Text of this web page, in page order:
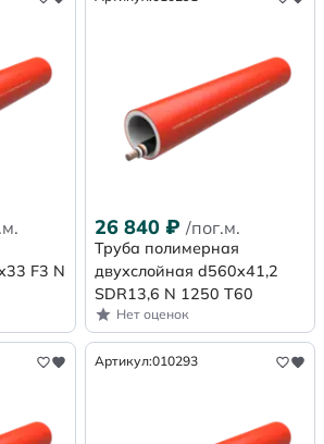
F3 N
26 840 ₽ /пог.м.
Труба полимерная
двухслойная d560x41,2
SDR13,6 N 1250 Т60
Нет оценок
Артикул:010293